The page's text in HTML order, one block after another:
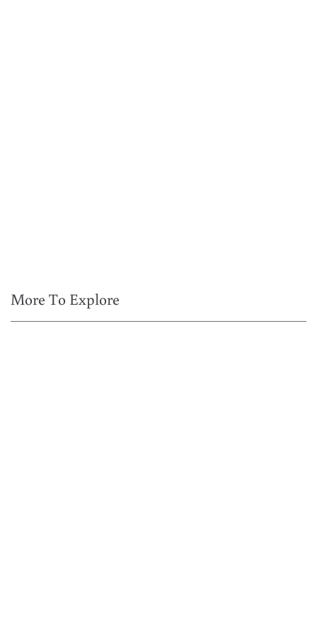
More To Explore